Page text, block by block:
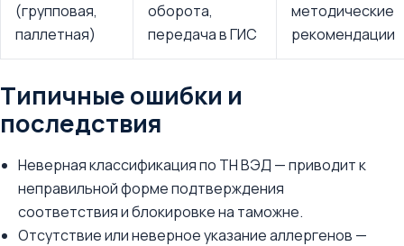
(групповая,
паллетная)
оборота,
передача в ГИС
методические
рекомендации
Типичные ошибки и
последствия
Неверная классификация по ТН ВЭД — приводит к
неправильной форме подтверждения
соответствия и блокировке на таможне.
Отсутствие или неверное указание аллергенов —